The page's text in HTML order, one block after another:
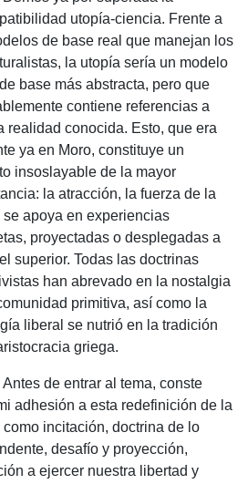
utopía-ciencia. Frente a
de base real que manejan los
la utopía sería un modelo
base más abstracta, pero que
contiene referencias a
realidad conocida. Esto, que era
ya en Moro, constituye un
insoslayable de la mayor
la atracción, la fuerza de la
se apoya en experiencias
proyectadas o desplegadas a
superior. Todas las doctrinas
han abrevado en la nostalgia
primitiva, así como la
liberal se nutrió en la tradición
griega.
Antes de entrar al tema, conste
adhesión a esta redefinición de la
como incitación, doctrina de lo
desafío y proyección,
a ejercer nuestra libertad y